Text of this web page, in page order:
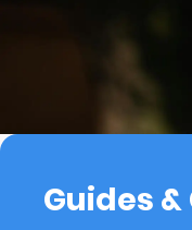
Guides